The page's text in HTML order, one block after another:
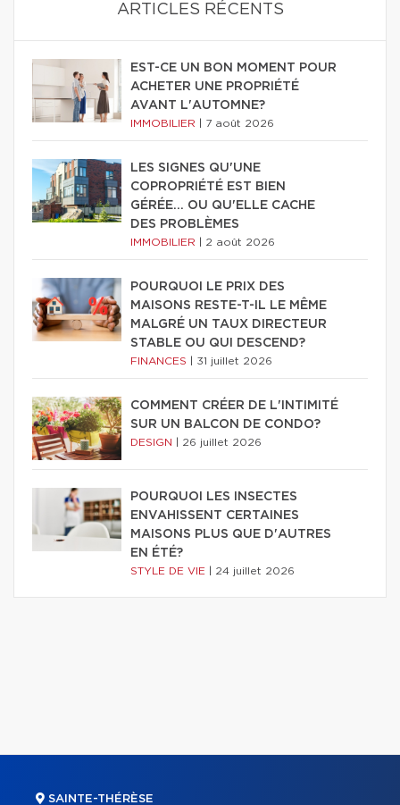
ARTICLES RÉCENTS
EST-CE UN BON MOMENT POUR
ACHETER UNE PROPRIÉTÉ
AVANT L'AUTOMNE?
IMMOBILIER 7 août 2026
LES SIGNES QU'UNE
COPROPRIÉTÉ EST BIEN
GÉRÉE… OU QU'ELLE CACHE
DES PROBLÈMES
IMMOBILIER 2 août 2026
POURQUOI LE PRIX DES
MAISONS RESTE-T-IL LE MÊME
MALGRÉ UN TAUX DIRECTEUR
STABLE OU QUI DESCEND?
FINANCES 31 juillet 2026
COMMENT CRÉER DE L'INTIMITÉ
SUR UN BALCON DE CONDO?
DESIGN 26 juillet 2026
POURQUOI LES INSECTES
ENVAHISSENT CERTAINES
MAISONS PLUS QUE D'AUTRES
EN ÉTÉ?
STYLE DE VIE 24 juillet 2026
SAINTE-THÉRÈSE